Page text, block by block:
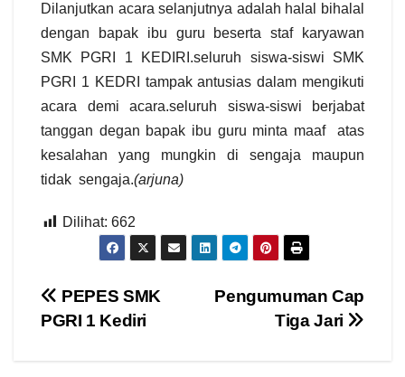
Dilanjutkan acara selanjutnya adalah halal bihalal
dengan bapak ibu guru beserta staf karyawan
SMK PGRI 1 KEDIRI.seluruh siswa-siswi SMK
PGRI 1 KEDRI tampak antusias dalam mengikuti
acara demi acara.seluruh siswa-siswi berjabat
tanggan degan bapak ibu guru minta maaf atas
kesalahan yang mungkin di sengaja maupun
tidak sengaja.(arjuna)
Dilihat: 662
Navigasi
Pengumuman Cap
Tiga Jari
PEPES SMK
PGRI 1 Kediri